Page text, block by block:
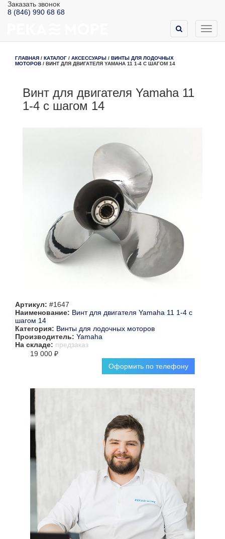
Заказать звонок
8 (846) 990 68 68
ГЛАВНАЯ / КАТАЛОГ / АКСЕССУАРЫ / ВИНТЫ ДЛЯ ЛОДОЧНЫХ
МОТОРОВ / ВИНТ ДЛЯ ДВИГАТЕЛЯ YAMAHA 11 1-4 С ШАГОМ 14
Винт для двигателя Yamaha 11
1-4 с шагом 14
Артикул: #1647
Наименование: Винт для двигателя Yamaha 11 1-4 с
шагом 14
Категория: Винты для лодочных моторов
Производитель: Yamaha
На складе: предзаказ
19 000 ₽
Оформить по телефону